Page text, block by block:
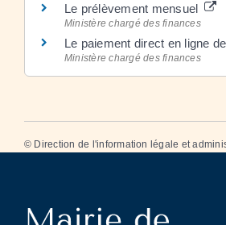
Le prélèvement mensuel
Ministère chargé des finances
Le paiement direct en ligne
Ministère chargé des finances
© Direction de l'information légale et